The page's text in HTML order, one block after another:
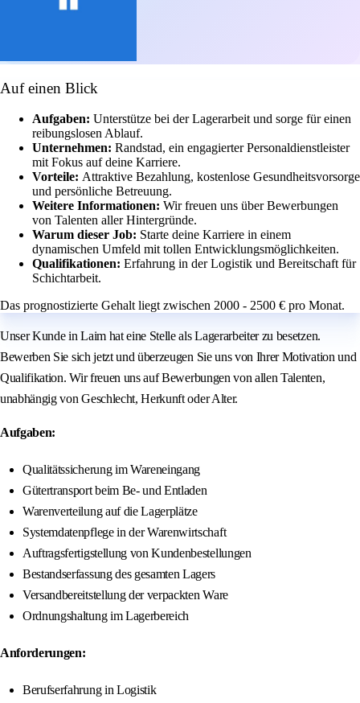
Auf einen Blick
Aufgaben: Unterstütze bei der Lagerarbeit und sorge für einen
reibungslosen Ablauf.
Unternehmen: Randstad, ein engagierter Personaldienstleister
mit Fokus auf deine Karriere.
Vorteile: Attraktive Bezahlung, kostenlose Gesundheitsvorsorge
und persönliche Betreuung.
Weitere Informationen: Wir freuen uns über Bewerbungen
von Talenten aller Hintergründe.
Warum dieser Job: Starte deine Karriere in einem
dynamischen Umfeld mit tollen Entwicklungsmöglichkeiten.
Qualifikationen: Erfahrung in der Logistik und Bereitschaft für
Schichtarbeit.
Das prognostizierte Gehalt liegt zwischen 2000 - 2500 € pro Monat.
Unser Kunde in Laim hat eine Stelle als Lagerarbeiter zu besetzen.
Bewerben Sie sich jetzt und überzeugen Sie uns von Ihrer Motivation und
Qualifikation. Wir freuen uns auf Bewerbungen von allen Talenten,
unabhängig von Geschlecht, Herkunft oder Alter.
Aufgaben:
Qualitätssicherung im Wareneingang
Gütertransport beim Be- und Entladen
Warenverteilung auf die Lagerplätze
Systemdatenpflege in der Warenwirtschaft
Auftragsfertigstellung von Kundenbestellungen
Bestandserfassung des gesamten Lagers
Versandbereitstellung der verpackten Ware
Ordnungshaltung im Lagerbereich
Anforderungen:
Berufserfahrung in Logistik